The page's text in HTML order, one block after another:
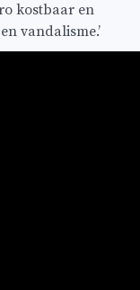
kostbaar en
vandalisme.’